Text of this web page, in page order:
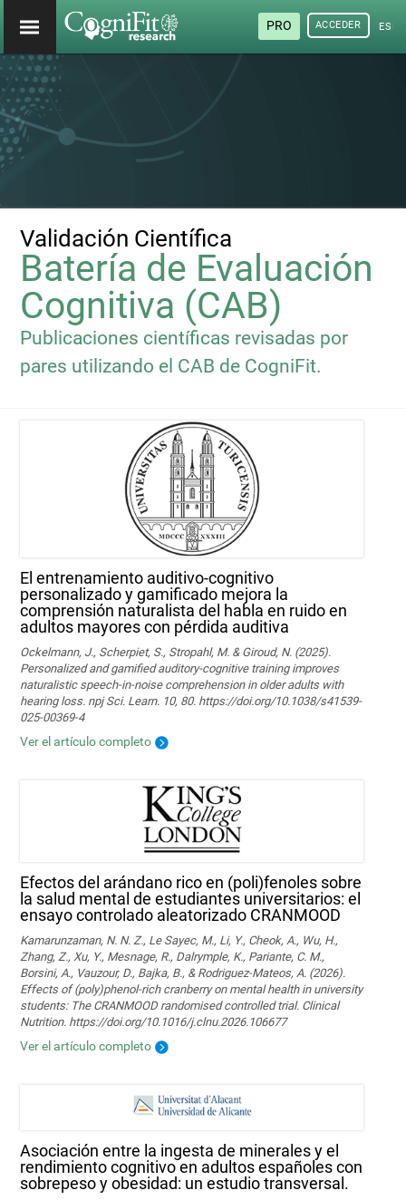
PRO ACCEDER
Validación Científica
Batería de Evaluación
Cognitiva (CAB)
Publicaciones científicas revisadas por
pares utilizando el CAB de CogniFit.
El entrenamiento auditivo-cognitivo
personalizado y gamificado mejora la
comprensión naturalista del habla en ruido en
adultos mayores con pérdida auditiva
Ockelmann, J., Scherpiet, S., Stropahl, M. & Giroud, N. (2025).
Personalized and gamified auditory-cognitive training improves
naturalistic speech-in-noise comprehension in older adults with
hearing loss. npj Sci. Learn. 10, 80. https://doi.org/10.1038/s41539-
025-00369-4
Ver el artículo completo
Efectos del arándano rico en (poli)fenoles sobre
la salud mental de estudiantes universitarios: el
ensayo controlado aleatorizado CRANMOOD
Kamarunzaman, N. N. Z., Le Sayec, M., Li, Y., Cheok, A., Wu, H.,
Zhang, Z., Xu, Y., Mesnage, R., Dalrymple, K., Pariante, C. M.,
Borsini, A., Vauzour, D., Bajka, B., & Rodriguez-Mateos, A. (2026).
Effects of (poly)phenol-rich cranberry on mental health in university
students: The CRANMOOD randomised controlled trial. Clinical
Nutrition. https://doi.org/10.1016/j.clnu.2026.106677
Ver el artículo completo
Asociación entre la ingesta de minerales y el
rendimiento cognitivo en adultos españoles con
sobrepeso y obesidad: un estudio transversal.